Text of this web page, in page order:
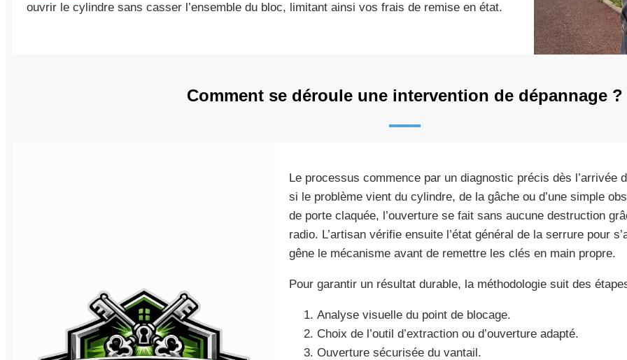
ouvrir le cylindre sans casser l’ensemble du bloc, limitant ainsi vos frais de remise en état.
Comment se déroule une intervention de dépannage ?
Le processus commence par un diagnostic précis dès l’arrivée
si le problème vient du cylindre, de la gâche ou d’une simple
de porte claquée, l’ouverture se fait sans aucune destruction
radio. L’artisan vérifie ensuite l’état général de la serrure pour
gêne le mécanisme avant de remettre les clés en main propre.
Pour garantir un résultat durable, la méthodologie suit des
Analyse visuelle du point de blocage.
Choix de l’outil d’extraction ou d’ouverture adapté.
Ouverture sécurisée du vantail.